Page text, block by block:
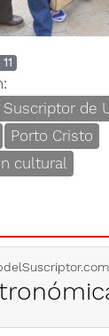
11
Suscriptor de
Porto Cristo
cultural